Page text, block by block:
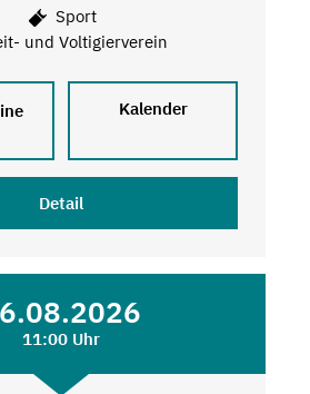
Sport
und Voltigierverein
Kalender
Detail
11:00 Uhr